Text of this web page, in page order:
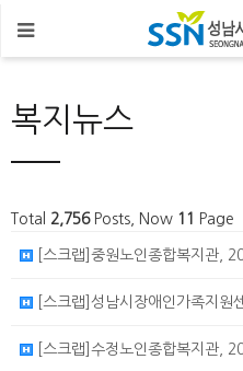
복지뉴스
Total 2,756Posts, Now 11 Page
[스크랩]중원노인종합복지관, 2024년
[스크랩]성남시장애인가족지원센터, ‘마음’에서 ‘마음’닿기, 장애
[스크랩]수정노인종합복지관, 2024년 3기 평